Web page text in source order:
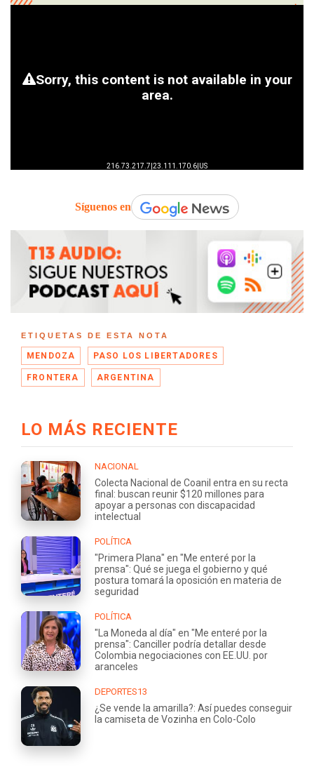
Síguenos en
ETIQUETAS DE ESTA NOTA
MENDOZA PASO LOS LIBERTADORES
FRONTERA ARGENTINA
LO MÁS RECIENTE
NACIONAL
Colecta Nacional de Coanil entra en su recta
final: buscan reunir $120 millones para
apoyar a personas con discapacidad
intelectual
POLÍTICA
"Primera Plana" en "Me enteré por la
prensa": Qué se juega el gobierno y qué
postura tomará la oposición en materia de
seguridad
POLÍTICA
"La Moneda al día" en "Me enteré por la
prensa": Canciller podría detallar desde
Colombia negociaciones con EE.UU. por
aranceles
DEPORTES13
¿Se vende la amarilla?: Así puedes conseguir
la camiseta de Vozinha en Colo-Colo